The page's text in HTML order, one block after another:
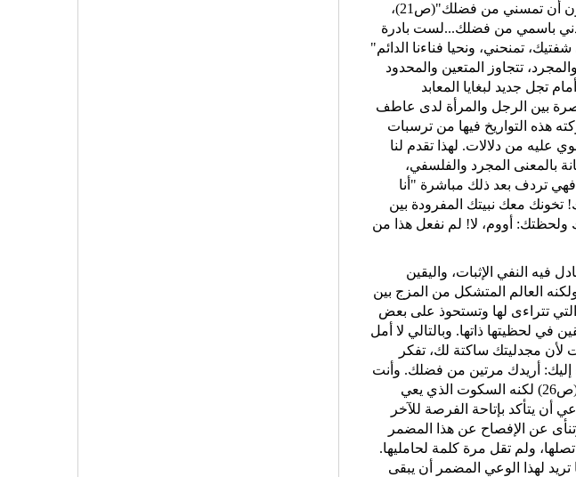
وحتى على مد القصص المتعددة التي تسعى لسبر العلاقة المعقدة بين الرجل والمرأة، "دون أن تمسني من فضلك"(ص21)،
باسمي من فضلك...لست بادرة
تمنحني، ونحيا فناءنا الدائم"
تتجاوز المتعين والمحدود
تجل جديد لبغايا المعابد
فـ"بادرة أخت السابينات". (ص33) فالعلاقة المعاصرة بين الرجل والمرأة لدى عاطف
هذه التواريخ فيها من ترسبات
عليه من دلالات. لهذا تقدم لنا
عن تلك المفاتيح أهمية "سأخونك دائما من فضلك".(ص24) فالخيانة بالمعنى المجرد والفلسفي،
تردف بعد ذلك مباشرة "أنا
معك نبيتك المفرودة بين
ولحظتك: أووم، لا! لم نفعل هذا من
النفي الإثبات، واليقين
العالم المتشكل من المزج بين
تتراءى لها وتستحوذ على بعض
في لحظيتها ذاتها. وبالتالي لا أمل
لأن مجدليتك ساكتة لك، تفكر
إليك: أريدك مرتين من فضلك. وأنت
أنت لن تنكر أنك فكرت بقتلها للتتحاشى إلى الأبد كلمات قلبها: هذا انتحاري، أين انتحارك؟"(ص26) لكنه السكوت الذي يعي
أن يتأكد بإتاحة الفرصة للآخر
عن الإفصاح عن هذا المضمر
ولم تقل مرة كلمة لحامليها.
طويلة في ترتيبها وتحزيمها دون أن تفكر بفض رسالة واحدة". (ص26) إنها تريد لهذا الوعي المضمر أن يبقى